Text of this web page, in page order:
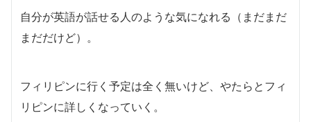
自分が英語が話せる人のような気になれる（まだまだ
まだだけど）。
フィリピンに行く予定は全く無いけど、やたらとフィ
リピンに詳しくなっていく。